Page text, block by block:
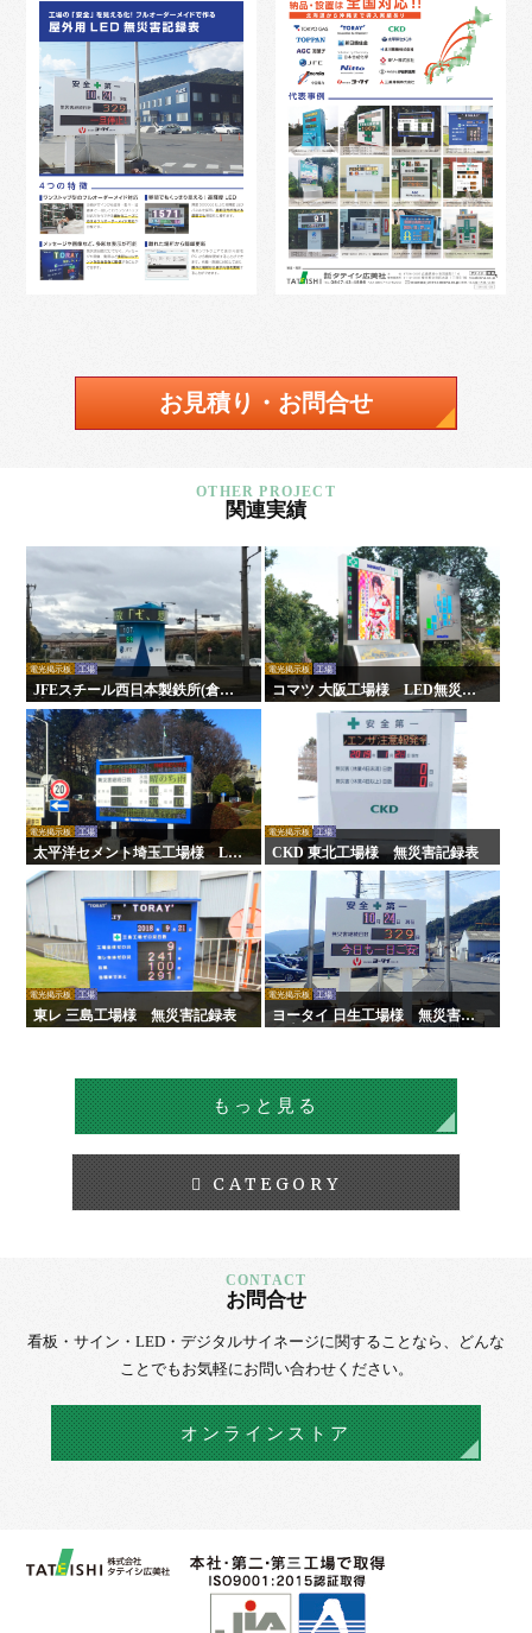
お見積り・お問合せ
関連実績
電光掲示板 工場
JFEスチール西日本製鉄所(倉敷
地区)様 LED無災害記録表
電光掲示板 工場
コマツ 大阪工場様 LED無災害
記録表
電光掲示板 工場
太平洋セメント埼玉工場様 LE
D無災害記録表
電光掲示板 工場
CKD 東北工場様 無災害記録表
電光掲示板 工場
東レ 三島工場様 無災害記録表
電光掲示板 工場
ヨータイ 日生工場様 無災害記
録表
もっと見る
CATEGORY
お問合せ
看板・サイン・LED・デジタルサイネージに関することなら、
どんな
ことでもお気軽にお問い合わせください。
オンラインストア